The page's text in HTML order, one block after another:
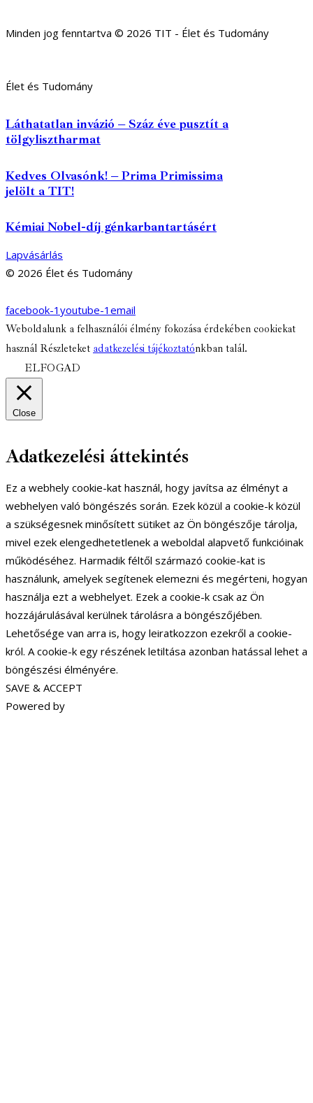
Minden jog fenntartva © 2026 TIT - Élet és Tudomány
Élet és Tudomány
Láthatatlan invázió – Száz éve pusztít a
tölgylisztharmat
Kedves Olvasónk! – Prima Primissima
jelölt a TIT!
Kémiai Nobel-díj génkarbantartásért
Lapvásárlás
© 2026 Élet és Tudomány
facebook-1 youtube-1 email
Weboldalunk a felhasználói élmény fokozása érdekében cookiekat
használ Részleteket adatkezelési tájékoztatónkban talál.
ELFOGAD
Close
Adatkezelési áttekintés
Ez a webhely cookie-kat használ, hogy javítsa az élményt a
webhelyen való böngészés során. Ezek közül a cookie-k közül
a szükségesnek minősített sütiket az Ön böngészője tárolja,
mivel ezek elengedhetetlenek a weboldal alapvető funkcióinak
működéséhez. Harmadik féltől származó cookie-kat is
használunk, amelyek segítenek elemezni és megérteni, hogyan
használja ezt a webhelyet. Ezek a cookie-k csak az Ön
hozzájárulásával kerülnek tárolásra a böngészőjében.
Lehetősége van arra is, hogy leiratkozzon ezekről a cookie-
król. A cookie-k egy részének letiltása azonban hatással lehet a
böngészési élményére.
SAVE & ACCEPT
Powered by